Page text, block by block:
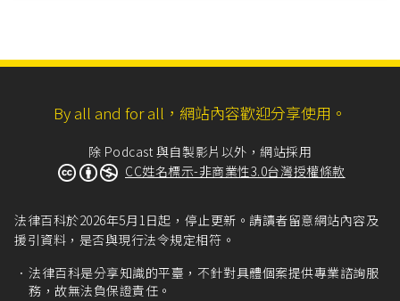
By all and for all，網站內容歡迎分享使用。
除 Podcast 與自製影片以外，網站採用
CC姓名標示-非商業性3.0台灣授權條款
法律百科於2026年5月1日起，停止更新。請讀者留意網站內容及
援引資料，是否與現行法令規定相符。
法律百科是分享知識的平臺，不針對具體個案提供專業諮詢服
務，故無法負保證責任。